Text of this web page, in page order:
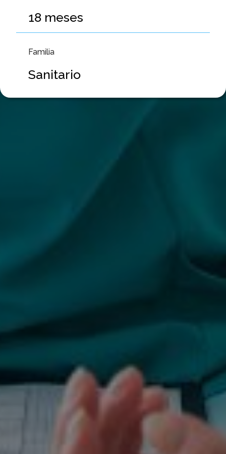
18 meses
Familia
Sanitario